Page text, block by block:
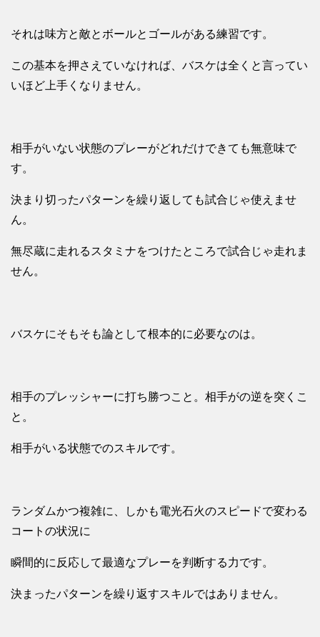
それは味方と敵とボールとゴールがある練習です。
この基本を押さえていなければ、バスケは全くと言ってい
いほど上手くなりません。
相手がいない状態のプレーがどれだけできても無意味で
す。
決まり切ったパターンを繰り返しても試合じゃ使えませ
ん。
無尽蔵に走れるスタミナをつけたところで試合じゃ走れま
せん。
バスケにそもそも論として根本的に必要なのは。
相手のプレッシャーに打ち勝つこと。相手がの逆を突くこ
と。
相手がいる状態でのスキルです。
ランダムかつ複雑に、しかも電光石火のスピードで変わる
コートの状況に
瞬間的に反応して最適なプレーを判断する力です。
決まったパターンを繰り返すスキルではありません。